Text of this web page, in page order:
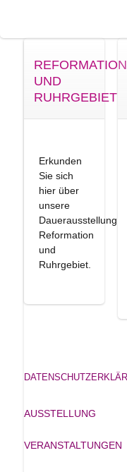
REFORMATION
UND
RUHRGEBIET
Erkunden
Sie sich
hier über
unsere
Dauerausstellung
Reformation
und
Ruhrgebiet.
AUSSTELLUNG
VERANSTALTUNGEN